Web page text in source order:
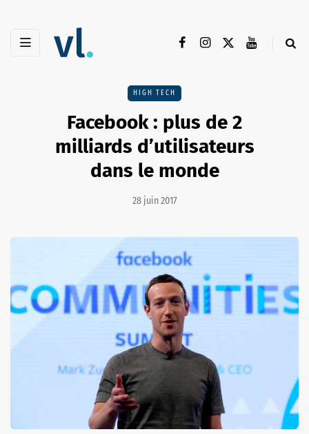
HIGH TECH
Facebook : plus de 2
milliards d’utilisateurs
dans le monde
28 juin 2017